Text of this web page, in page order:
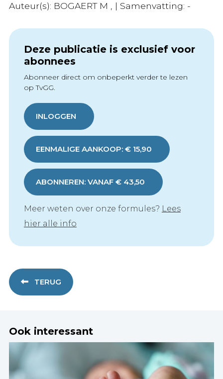
Auteur(s): BOGAERT M , | Samenvatting: -
Deze publicatie is exclusief voor
abonnees
Abonneer direct om onbeperkt verder te lezen
op TvGG.
INLOGGEN
EENMALIGE AANKOOP: € 15,90
ABONNEREN: VANAF € 43,50
Meer weten over onze formules? Lees
hier alle info
TERUG
Ook interessant